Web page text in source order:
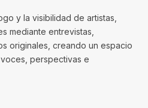
y la visibilidad de artistas,
mediante entrevistas,
originales, creando un espacio
perspectivas e